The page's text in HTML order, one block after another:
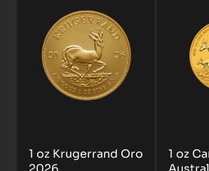
1 oz Krugerrand Oro
1 oz